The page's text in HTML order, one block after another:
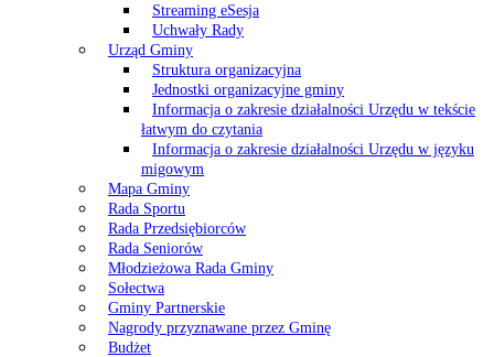
Streaming eSesja
Uchwały Rady
Urząd Gminy
Struktura organizacyjna
Jednostki organizacyjne gminy
Informacja o zakresie działalności Urzędu w tekście
łatwym do czytania
Informacja o zakresie działalności Urzędu w języku
migowym
Mapa Gminy
Rada Sportu
Rada Przedsiębiorców
Rada Seniorów
Młodzieżowa Rada Gminy
Sołectwa
Gminy Partnerskie
Nagrody przyznawane przez Gminę
Budżet